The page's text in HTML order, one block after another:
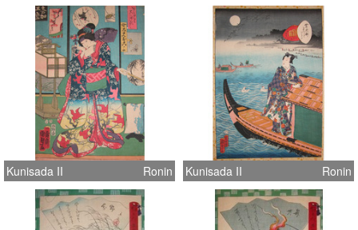
Kunisada II Ronin Kunisada II Ronin